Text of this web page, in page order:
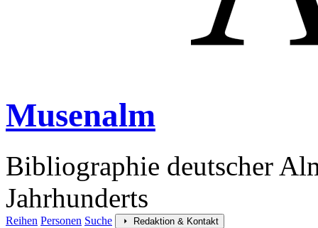
Musenalm
Bibliographie deutscher
Jahrhunderts
Reihen Personen Suche Redaktion & Kontakt